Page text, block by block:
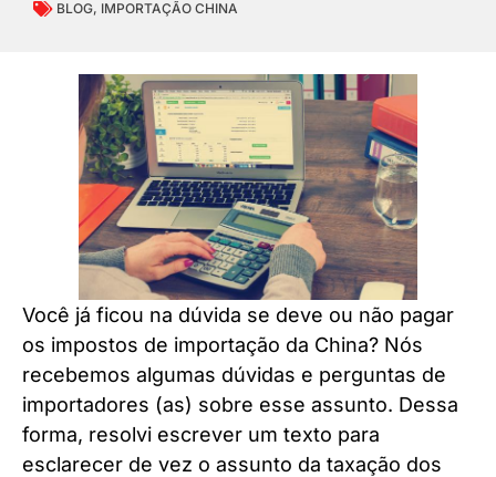
BLOG, IMPORTAÇÃO CHINA
Você já ficou na dúvida se deve ou não pagar
os impostos de importação da China? Nós
recebemos algumas dúvidas e perguntas de
importadores (as) sobre esse assunto. Dessa
forma, resolvi escrever um texto para
esclarecer de vez o assunto da taxação dos